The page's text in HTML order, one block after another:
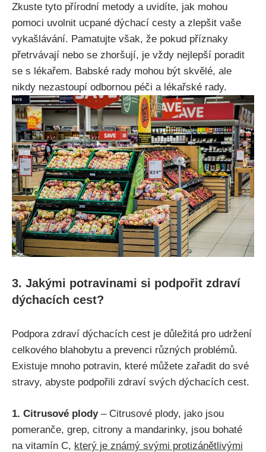
Zkuste ‌tyto přírodní metody a uvidíte, jak ‌mohou
pomoci uvolnit ucpané dýchací‌ cesty a zlepšit vaše
vykašlávání. Pamatujte však, že pokud‍ příznaky
přetrvávají nebo se zhoršují, je vždy nejlepší poradit
se s lékařem. Babské rady mohou být skvělé, ale
nikdy nezastoupí odbornou péči a lékařské rady.
3. Jakými potravinami si podpořit zdraví
dýchacích cest?
Podpora zdraví dýchacích cest ‍je důležitá pro⁤ udržení
celkového blahobytu a prevenci různých problémů.⁢
Existuje mnoho potravin, které můžete zařadit do své⁣
stravy, abyste podpořili zdraví ⁣svých dýchacích cest.
1. Citrusové plody– ⁤Citrusové plody, ‍jako jsou
pomeranče, grep, citrony a mandarinky, jsou bohaté
na vitamín C, který je známý svými protizánětlivými